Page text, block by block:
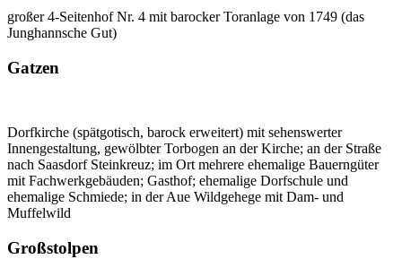
großer 4-Seitenhof Nr. 4 mit barocker Toranlage von 1749 (das
Junghannsche Gut)
Gatzen
Dorfkirche (spätgotisch, barock erweitert) mit sehenswerter
Innengestaltung, gewölbter Torbogen an der Kirche; an der Straße
nach Saasdorf Steinkreuz; im Ort mehrere ehemalige Bauerngüter
mit Fachwerkgebäuden; Gasthof; ehemalige Dorfschule und
ehemalige Schmiede; in der Aue Wildgehege mit Dam- und
Muffelwild
Großstolpen